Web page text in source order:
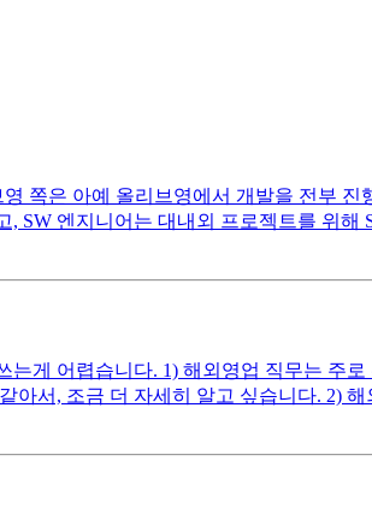
쪽은 아예 올리브영에서 개발을 전부 진
SW 엔지니어는 대내외 프로젝트를 위해
게 어렵습니다. 1) 해외영업 직무는 주로
서, 조금 더 자세히 알고 싶습니다. 2) 해